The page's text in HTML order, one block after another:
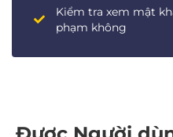
Kiểm tra xem mật
phạm không